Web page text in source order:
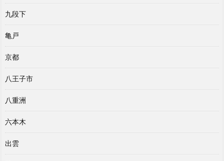
九段下
亀戸
京都
八王子市
八重洲
六本木
出雲